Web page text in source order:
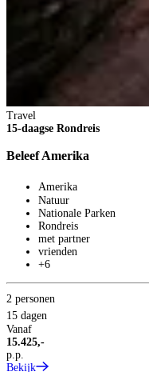
Travel
15-daagse Rondreis
Beleef Amerika
Amerika
Natuur
Nationale Parken
Rondreis
met partner
vrienden
+6
2 personen
15 dagen
Vanaf
15.425,-
p.p.
Bekijk